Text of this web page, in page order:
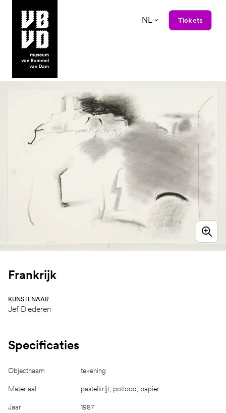
museum van Bommel van Dam
NL Tickets
Frankrijk
KUNSTENAAR
Jef Diederen
Specificaties
Objectnaam tekening
Materiaal pastelkrijt, potlood, papier
Jaar 1987